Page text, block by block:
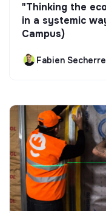
"Thinking the
in a systemic
Campus)
Fabien Secherre